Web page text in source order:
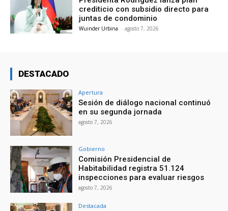
crediticio con subsidio directo para
juntas de condominio
Wuinder Urbina - agosto 7, 2026
DESTACADO
Apertura
Sesión de diálogo nacional continuó
en su segunda jornada
agosto 7, 2026
Gobierno
Comisión Presidencial de
Habitabilidad registra 51.124
inspecciones para evaluar riesgos
agosto 7, 2026
Destacada